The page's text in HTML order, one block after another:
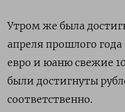
Утром же была
апреля прошлого
евро и юаню свежие
были достигнуты
соответственно.